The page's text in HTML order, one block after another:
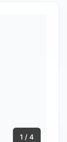
1 / 4